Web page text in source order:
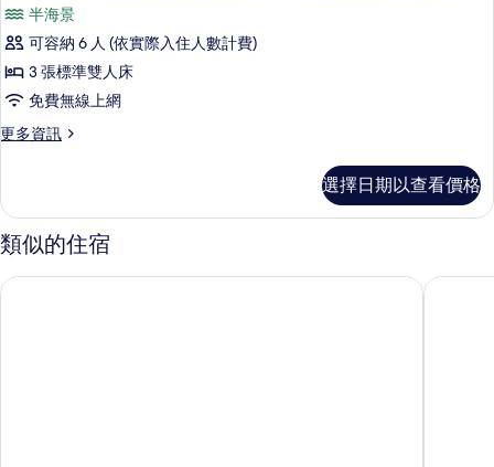
片
房
的
情
景
觀
6
人
套
（房
內
的
樓
半海景
可容納 6 人 (依實際入住人數計費)
3 張標準雙人床
免費無線上網
更多資訊
更
6
人
套
（房
選擇日期以查看價格
類似的住宿
澎湖玩皮海角城堡 澎湖諾